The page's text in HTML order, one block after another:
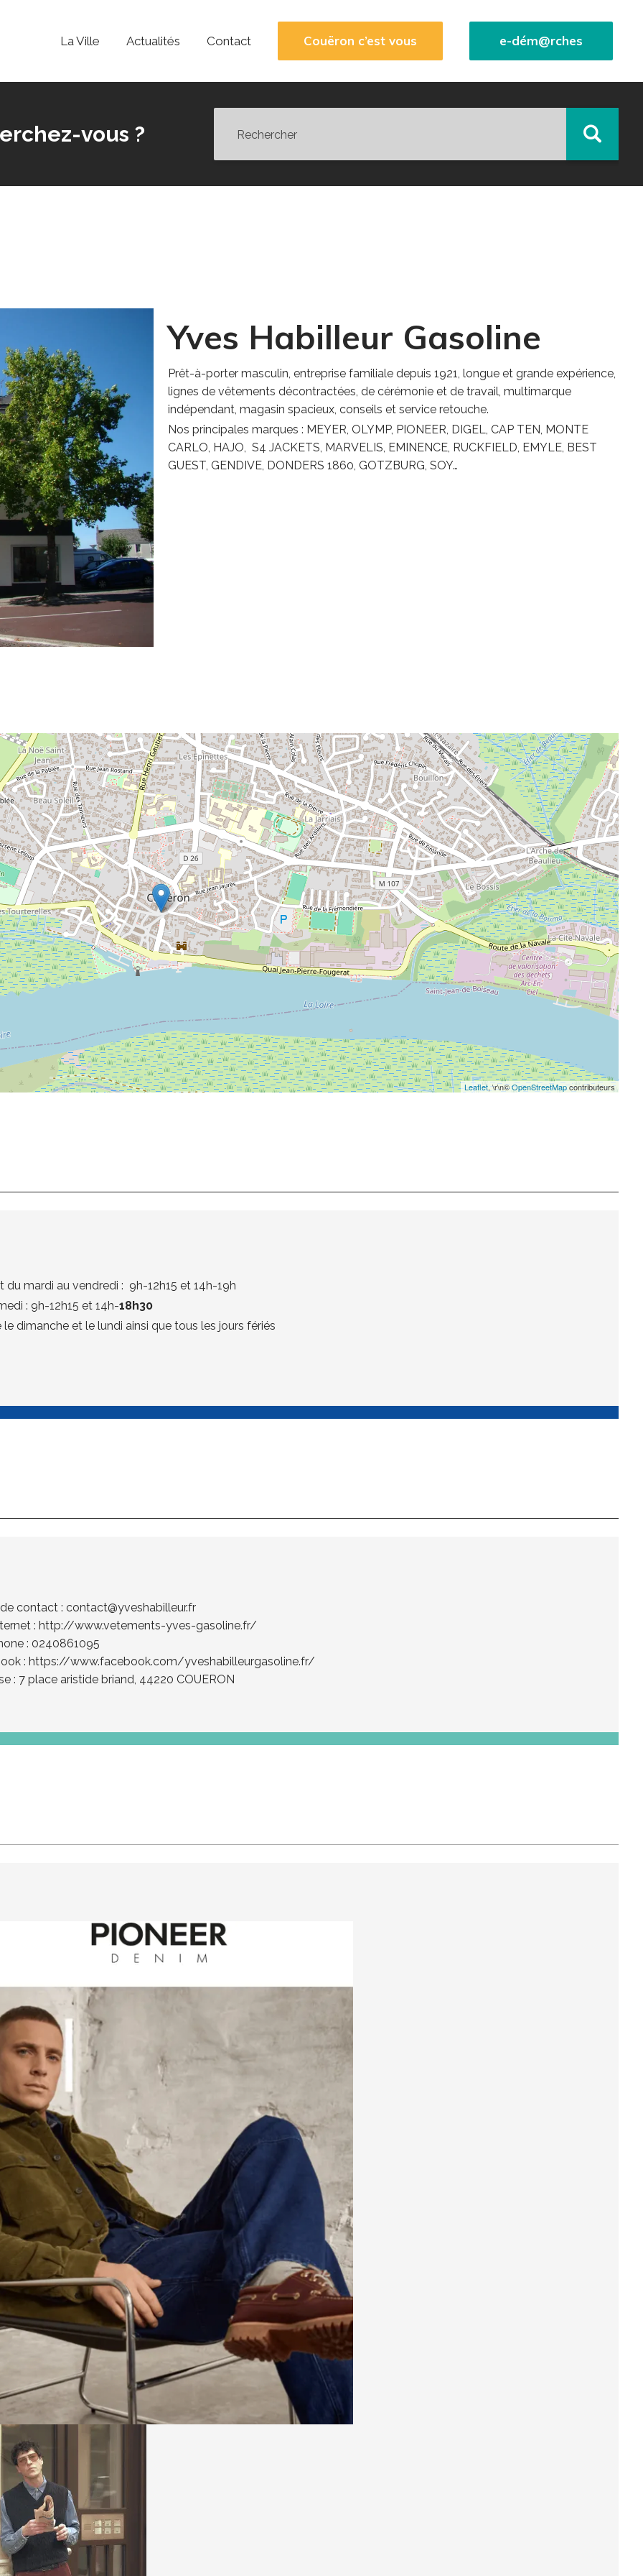
La Ville Actualités Contact Couëron c’est vous e-dém@rches
vous ?
Yves Habilleur Gasoline
Prêt-à-porter masculin, entreprise familiale depuis 1921, longue et grande expérience,
lignes de vêtements décontractées, de cérémonie et de travail, multimarque
indépendant, magasin spacieux, conseils et service retouche.
Nos principales marques : MEYER, OLYMP, PIONEER, DIGEL, CAP TEN, MONTE
CARLO, HAJO, S4 JACKETS, MARVELIS, EMINENCE, RUCKFIELD, EMYLE, BEST
GUEST, GENDIVE, DONDERS 1860, GOTZBURG, SOY…
Leaflet, \r\n©OpenStreetMapcontributeurs
du mardi au vendredi : 9h-12h15 et 14h-19h
: 9h-12h15 et 14h-18h30
le dimanche et le lundi ainsi que tous les jours fériés
contact :contact@yveshabilleur.fr
:http://www.vetements-yves-gasoline.fr/
: 0240861095
:https://www.facebook.com/yveshabilleurgasoline.fr/
: 7 place aristide briand, 44220 COUERON